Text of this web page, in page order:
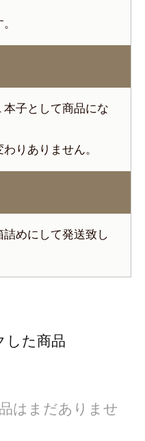
子として商品にな
りありません。
めにして発送致し
した商品
はまだありませ